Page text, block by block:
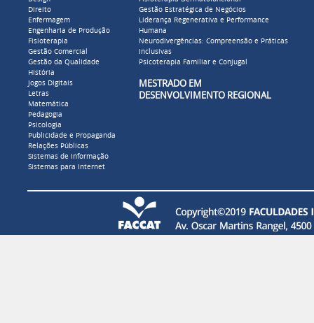
Direito
Enfermagem
Engenharia de Produção
Fisioterapia
Gestão Comercial
Gestão da Qualidade
História
Jogos Digitais
Letras
Matemática
Pedagogia
Psicologia
Publicidade e Propaganda
Relações Públicas
Sistemas de Informação
Sistemas para Internet
Gestão Estratégica de Negócios
Liderança Regenerativa e Performance
Humana
Neurodivergências: Compreensão e Práticas
Inclusivas
Psicoterapia Familiar e Conjugal
MESTRADO EM
DESENVOLVIMENTO REGIONAL